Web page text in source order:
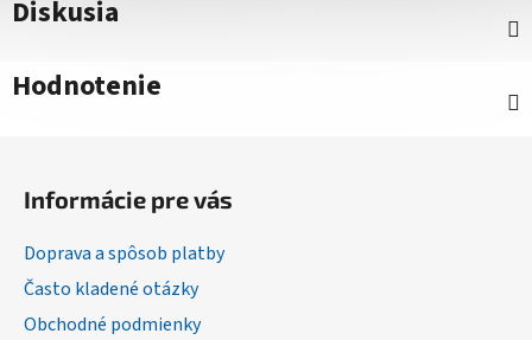
Diskusia
Hodnotenie
Informácie pre vás
Doprava a spôsob platby
Často kladené otázky
Obchodné podmienky